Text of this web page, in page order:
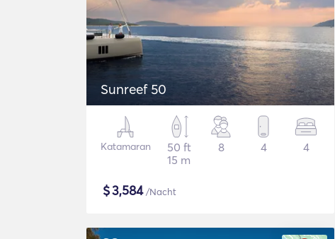
Sunreef 50
Katamaran
50 ft
15 m
8 4 4
$3,584/Nacht